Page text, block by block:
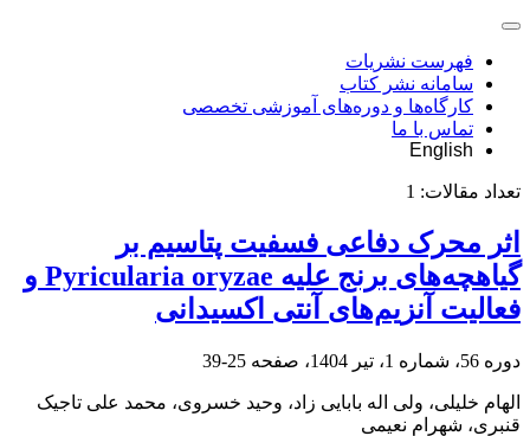
فهرست نشریات
سامانه نشر کتاب
کارگاه‌ها و دوره‌های آموزشی تخصصی
تماس با ما
English
تعداد مقالات: 1
اثر محرک دفاعی فسفیت پتاسیم بر
گیاهچه‌های برنج علیه Pyricularia oryzae و
فعالیت آنزیم‌های آنتی اکسیدانی
دوره 56، شماره 1، تیر 1404، صفحه 25-39
الهام خلیلی، ولی اله بابایی زاد، وحید خسروی، محمد علی تاجیک
قنبری، شهرام نعیمی